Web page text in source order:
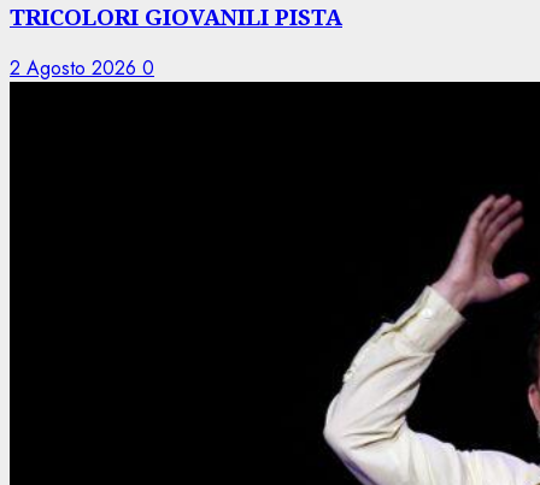
TRICOLORI GIOVANILI PISTA
2 Agosto 2026 0